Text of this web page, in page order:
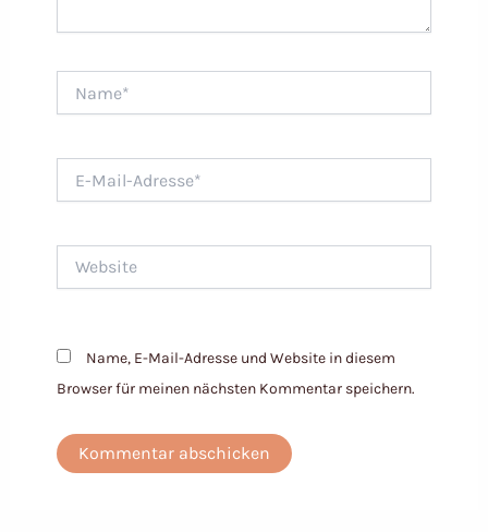
Mail-
Name, E-Mail-Adresse und Website in diesem
Browser für meinen nächsten Kommentar speichern.